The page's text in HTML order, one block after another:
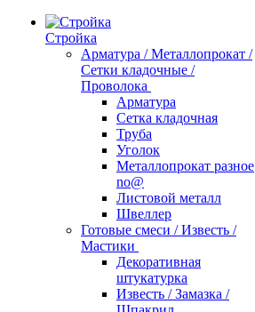
Стройка
Арматура / Металлопрокат /
Сетки кладочные /
Проволока
Арматура
Сетка кладочная
Труба
Уголок
Металлопрокат разное
no@
Листовой металл
Швеллер
Готовые смеси / Известь /
Мастики
Декоративная
штукатурка
Известь / Замазка /